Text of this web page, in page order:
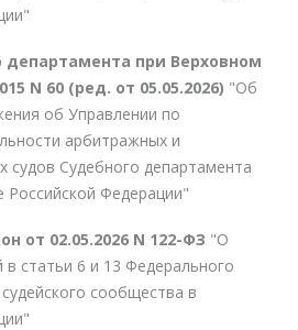
департамента при Верховном
N 60 (ред. от 05.05.2026) "Об
об Управлении по
арбитражных и
судов Судебного департамента
Российской Федерации"
от 02.05.2026 N 122-ФЗ "О
в статьи 6 и 13 Федерального
сообщества в